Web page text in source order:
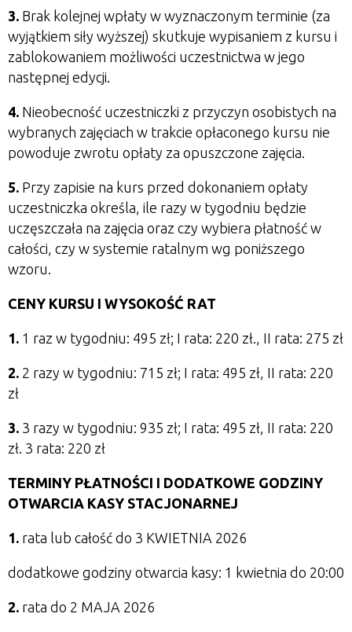
3. Brak kolejnej wpłaty w wyznaczonym terminie (za
wyjątkiem siły wyższej) skutkuje wypisaniem z kursu i
zablokowaniem możliwości uczestnictwa w jego
następnej edycji.
4. Nieobecność uczestniczki z przyczyn osobistych na
wybranych zajęciach w trakcie opłaconego kursu nie
powoduje zwrotu opłaty za opuszczone zajęcia.
5. Przy zapisie na kurs przed dokonaniem opłaty
uczestniczka określa, ile razy w tygodniu będzie
uczęszczała na zajęcia oraz czy wybiera płatność w
całości, czy w systemie ratalnym wg poniższego
wzoru.
CENY KURSU I WYSOKOŚĆ RAT
1. 1 raz w tygodniu: 495 zł; I rata: 220 zł., II rata: 275 zł
2. 2 razy w tygodniu: 715 zł; I rata: 495 zł, II rata: 220
zł
3. 3 razy w tygodniu: 935 zł; I rata: 495 zł, II rata: 220
zł. 3 rata: 220 zł
TERMINY PŁATNOŚCI I DODATKOWE GODZINY
OTWARCIA KASY STACJONARNEJ
1. rata lub całość do 3 KWIETNIA 2026
dodatkowe godziny otwarcia kasy: 1 kwietnia do 20:00
2. rata do 2 MAJA 2026